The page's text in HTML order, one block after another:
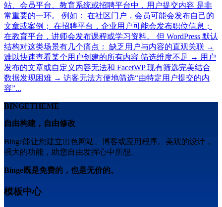
站、会员平台、教育系统或招聘平台中，用户提交内容 是非
常重要的一环。 例如： 在社区门户，会员可能会发布自己的
文章或案例； 在招聘平台，企业用户可能会发布职位信息；
在教育平台，讲师会发布课程或学习资料。 但 WordPress 默认
结构对这类场景有几个痛点： 缺乏用户与内容的直观关联 →
难以快速查看某个用户创建的所有内容 筛选维度不足 → 用户
发布的文章或自定义内容无法和 FacetWP 现有筛选完美结合
数据发现困难 → 访客无法方便地筛选“由特定用户提交的内
容”...
BINGETHEME
自由构建，自由修改
Binge能让您建立出色网站、博客或应用程序。美观的设计，
强大的功能，助您自由发挥心中所想。
Binge既是免费的，也是无价的。
模板中心